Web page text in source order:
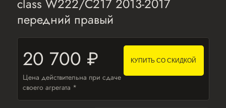
class W222/C217 2013-2017
передний правый
20 700 ₽
Цена действительна при сдаче
своего агрегата *
КУПИТЬ СО СКИДКОЙ